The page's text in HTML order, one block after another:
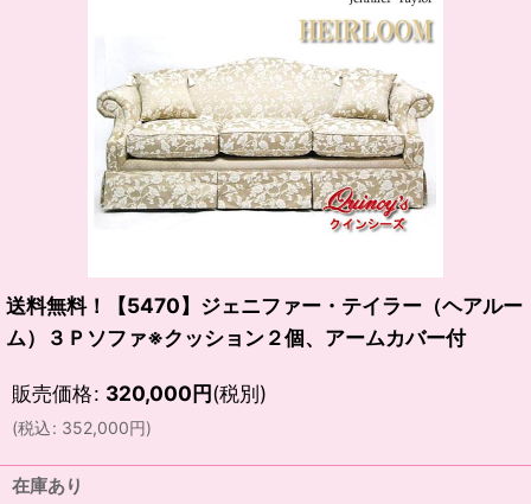
送料無料！【5470】ジェニファー・テイラー（ヘアルー
ム）３Ｐソファ※クッション２個、アームカバー付
販売価格: 320,000円(税別)
(税込: 352,000円)
在庫あり